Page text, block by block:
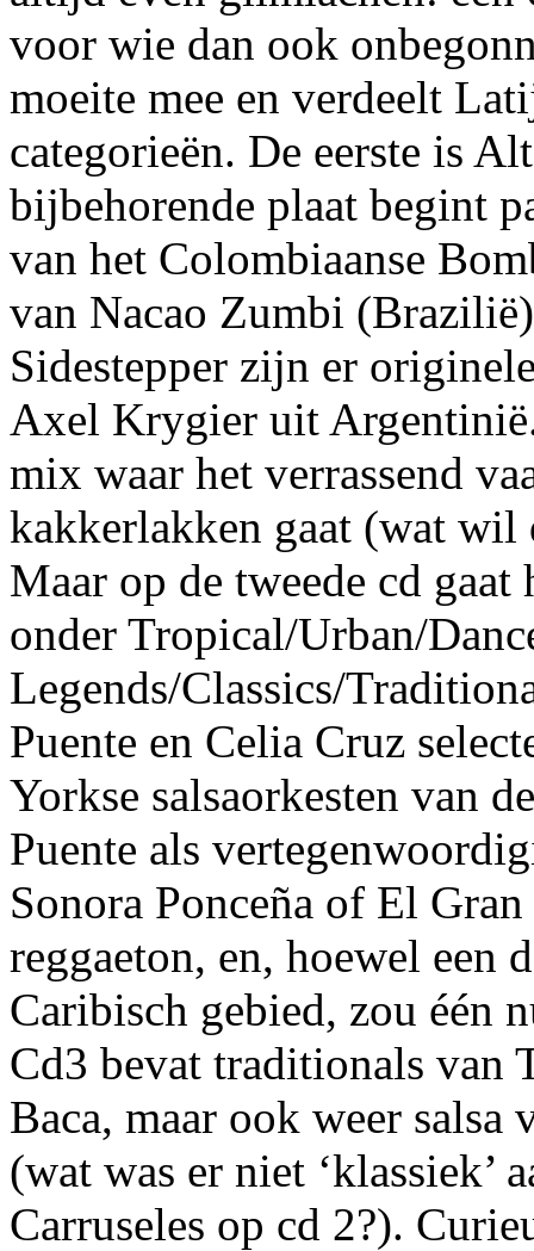
voor wie dan ook
moeite mee en verdeelt
categorieën. De eerste is
bijbehorende plaat begint
van het Colombiaanse
van Nacao Zumbi
Sidestepper zijn er
Axel Krygier uit
mix waar het verrassend
kakkerlakken gaat (wat wil
Maar op de tweede cd
onder Tropical/Urban/
Legends/Classics/
Puente en Celia Cruz
Yorkse salsaorkesten van
Puente als
Sonora Ponceña of El
reggaeton, en, hoewel
Caribisch gebied, zou één
Cd3 bevat traditionals van
Baca, maar ook weer
(wat was er niet ‘klassiek’
Carruseles op cd 2?).